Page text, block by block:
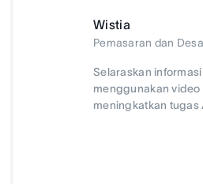
Wistia
Pemasaran dan
Selaraskan
menggunakan video
meningkatkan tugas